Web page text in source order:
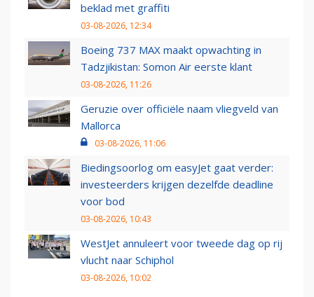
beklad met graffiti
03-08-2026, 12:34
Boeing 737 MAX maakt opwachting in
Tadzjikistan: Somon Air eerste klant
03-08-2026, 11:26
Geruzie over officiële naam vliegveld van
Mallorca
03-08-2026, 11:06
Biedingsoorlog om easyJet gaat verder:
investeerders krijgen dezelfde deadline
voor bod
03-08-2026, 10:43
WestJet annuleert voor tweede dag op rij
vlucht naar Schiphol
03-08-2026, 10:02